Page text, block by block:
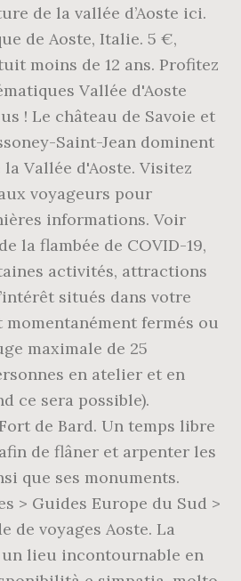
de la vallée d’Aoste ici.
de Aoste, Italie. 5 €,
moins de 12 ans. Profitez
Vallée d'Aoste
! Le château de Savoie et
Saint-Jean dominent
Vallée d'Aoste. Visitez
voyageurs pour
informations. Voir
la flambée de COVID-19,
activités, attractions
situés dans votre
fermés ou
maximale de 25
en atelier et en
ce sera possible).
de Bard. Un temps libre
de flâner et arpenter les
que ses monuments.
> Guides Europe du Sud >
de voyages Aoste. La
un lieu incontournable en